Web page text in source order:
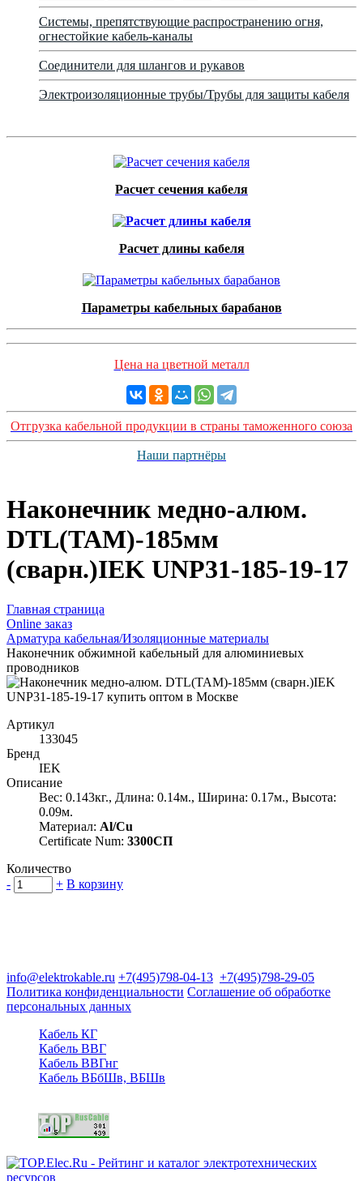
Системы, препятствующие распространению огня,
огнестойкие кабель-каналы
Соединители для шлангов и рукавов
Электроизоляционные трубы/Трубы для защиты кабеля
Расчет сечения кабеля
Расчет длины кабеля
Параметры кабельных барабанов
Цена на цветной металл
Отгрузка кабельной продукции в страны таможенного союза
Наши партнёры
Наконечник медно-алюм.
DTL(ТАМ)-185мм
(сварн.)IEK UNP31-185-19-17
Главная страница
Оnline заказ
Арматура кабельная/Изоляционные материалы
Наконечник обжимной кабельный для алюминиевых
проводников
Артикул
133045
Бренд
IEK
Описание
Вес: 0.143кг., Длина: 0.14м., Ширина: 0.17м., Высота:
0.09м.
Материал: Al/Cu
Certificate Num: 3300СП
Количество
-
+ В корзину
info@elektrokable.ru +7(495)798-04-13 +7(495)798-29-05
Политика конфиденциальности Соглашение об обработке
персональных данных
Кабель КГ
Кабель ВВГ
Кабель ВВГнг
Кабель ВБбШв, ВБШв